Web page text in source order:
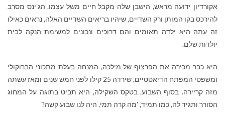
אקורדיון ידועה מראש, הישבן שלה מקבל חיים משל עצמו, הג'ינס מסרב
להירכס בקו המותן ורק השדיים, שיהיו בריאים השדיים האלה, נראים כאילו
זה עתה היא ילדה תאומים והם דרוכים ונכונים למשימת הנקה לבית
יולדות שלם.
היא כבר מכירה את הפרצוף של מילכה, המנחה בעלת מתכוני הברוקולי
ומשפטי המפתח הדיאטטיים, שירדה 25 קילו לפני חמש שנים ומאז עשתה
מזה קריירה. בסוף השבוע, בטקס השקילה, היא תביט בתוגה על המחוג
הסורר ותגיד לה, כמו תמיד, 'מה קרה תמי, היה לנו שבוע קשה?'